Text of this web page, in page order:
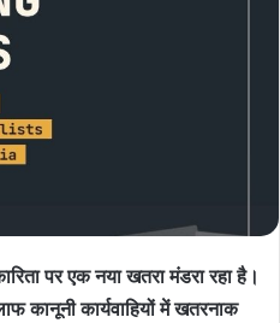
पर एक नया खतरा मंडरा रहा है।
कानूनी कार्यवाहियों में खतरनाक